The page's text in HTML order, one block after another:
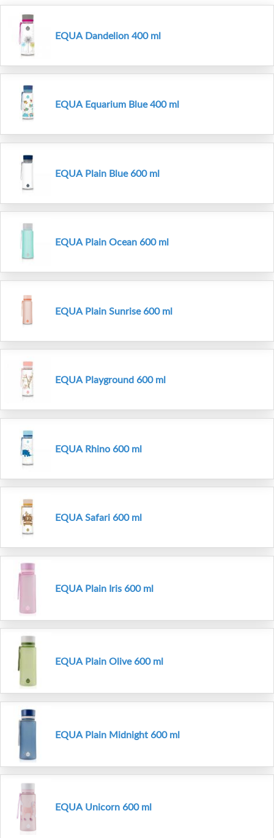
EQUA Dandelion 400 ml
EQUA Equarium Blue 400 ml
EQUA Plain Blue 600 ml
EQUA Plain Ocean 600 ml
EQUA Plain Sunrise 600 ml
EQUA Playground 600 ml
EQUA Rhino 600 ml
EQUA Safari 600 ml
EQUA Plain Iris 600 ml
EQUA Plain Olive 600 ml
EQUA Plain Midnight 600 ml
EQUA Unicorn 600 ml